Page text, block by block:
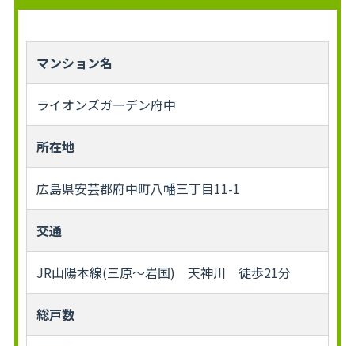
マンション名
ライオンズガーデン府中
所在地
広島県安芸郡府中町八幡三丁目11-1
交通
JR山陽本線(三原～岩国) 天神川 徒歩21分
総戸数